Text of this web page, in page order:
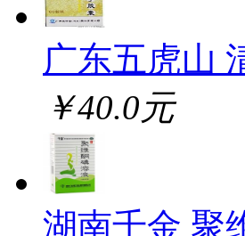
广东五虎山
￥40.0元
湖南千金 聚